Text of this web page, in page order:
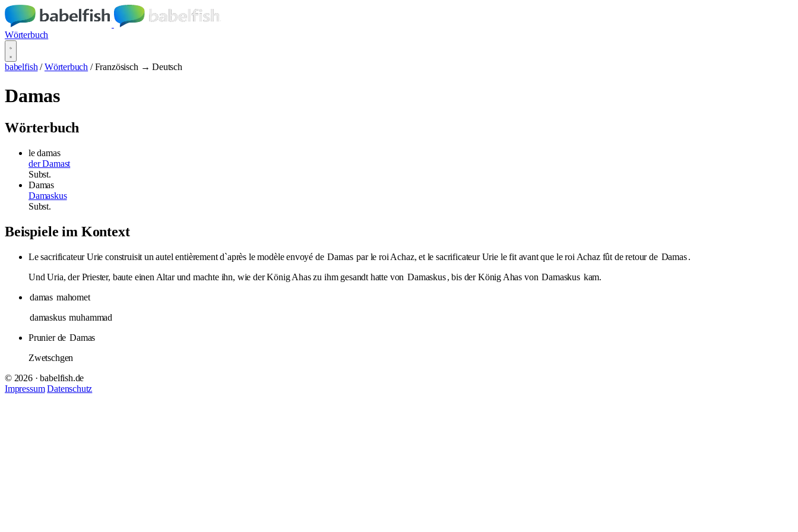
Wörterbuch
babelfish / Wörterbuch / Französisch → Deutsch
Damas
Wörterbuch
le damas
der Damast
Subst.
Damas
Damaskus
Subst.
Beispiele im Kontext
Le sacrificateur Urie construisit un autel entièrement d`après le modèle envoyé de Damas par le roi Achaz, et le sacrificateur Urie le fit avant que le roi Achaz fût de retour de Damas.
Und Uria, der Priester, baute einen Altar und machte ihn, wie der König Ahas zu ihm gesandt hatte von Damaskus, bis der König Ahas von Damaskus kam.
damas mahomet
damaskus muhammad
Prunier de Damas
Zwetschgen
© 2026 · babelfish.de
Impressum Datenschutz